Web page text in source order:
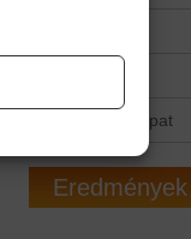
Öregfiúk csapat
Eredmények